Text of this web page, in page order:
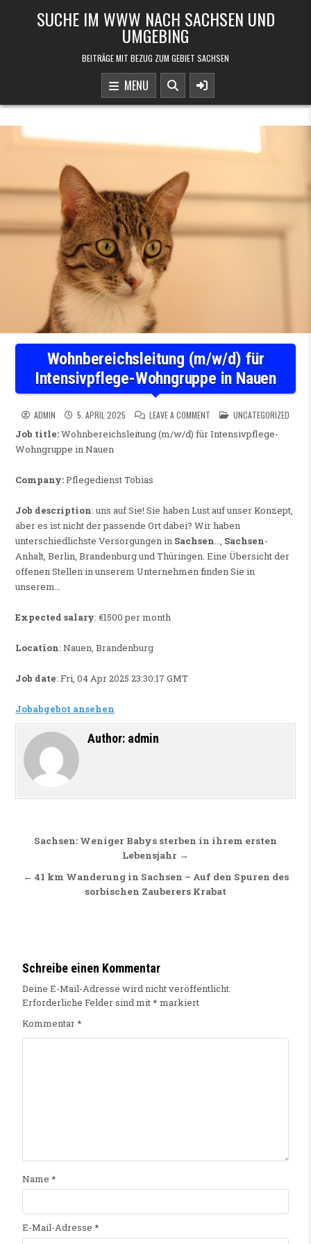
SUCHE IM WWW NACH SACHSEN UND
UMGEBING
BEITRÄGE MIT BEZUG ZUM GEBIET SACHSEN
MENU
Wohnbereichsleitung (m/w/d) für
Intensivpflege-Wohngruppe in Nauen
ADMIN 5. APRIL 2025 LEAVE A COMMENT ON POSTED IN
UNCATEGORIZED
Job title:Wohnbereichsleitung (m/w/d) für Intensivpflege-
Wohngruppe in Nauen
Company:Pflegedienst Tobias
Job description: uns auf Sie! Sie haben Lust auf unser Konzept,
aber es ist nicht der passende Ort dabei? Wir haben
unterschiedlichste Versorgungen in Sachsen…, Sachsen-
Anhalt, Berlin, Brandenburg und Thüringen. Eine Übersicht der
offenen Stellen in unserem Unternehmen finden Sie in
unserem…
Expected salary: €1500 per month
Location: Nauen, Brandenburg
Job date: Fri, 04 Apr 2025 23:30:17 GMT
Jobabgebot ansehen
Author: admin
Beitragsnavigation
Sachsen: Weniger Babys sterben in ihrem ersten
Lebensjahr →
← 41 km Wanderung in Sachsen – Auf den Spuren des
sorbischen Zauberers Krabat
Schreibe einen Kommentar
Deine E-Mail-Adresse wird nicht veröffentlicht.
Erforderliche Felder sind mit* markiert
Kommentar*
Name *
E-Mail-Adresse *